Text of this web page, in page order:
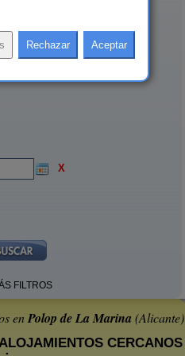
X
FILTROS
enPolop de La Marina (Alicante)
CERCANOS